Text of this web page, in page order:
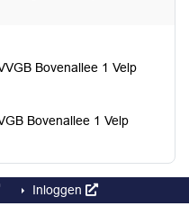
Bovenallee 1 Velp
Bovenallee 1 Velp
Inloggen